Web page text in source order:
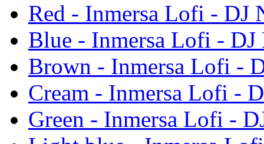
Red - Inmersa Lofi - DJ
Blue - Inmersa Lofi - DJ
Brown - Inmersa Lofi -
Cream - Inmersa Lofi -
Green - Inmersa Lofi -